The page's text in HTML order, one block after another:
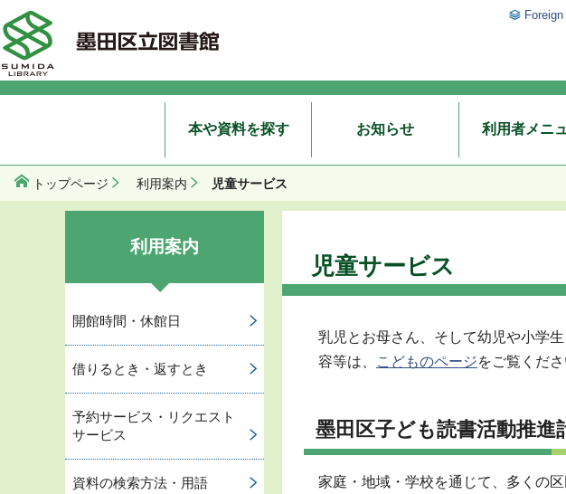
本や資料を探す お知らせ 利用者メニ
トップページ 利用案内 児童サービス
児童サービス
乳児とお母さん、そして幼児や小学
容等は、
こどものページをご覧くださ
墨田区子ども読書活動推進
家庭・地域・学校を通じて、多くの
利用案内
開館時間・休館日
借りるとき・返すとき
予約サービス・リクエスト
サービス
資料の検索方法・用語